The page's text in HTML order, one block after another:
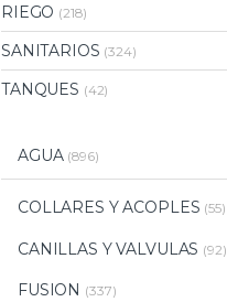
RIEGO (218)
SANITARIOS (324)
TANQUES (42)
AGUA (896)
COLLARES Y ACOPLES (55)
CANILLAS Y VALVULAS (92)
FUSION (337)